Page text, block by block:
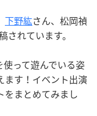
下野紘さん、松岡禎
れています。
って遊んでいる姿
す！ イベント出演
をまとめてみまし